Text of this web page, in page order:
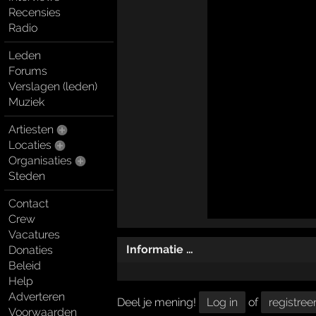
Recensies
Radio
Leden
Forums
Verslagen (leden)
Muziek
Artiesten
Locaties
Organisaties
Steden
Contact
Crew
Vacatures
Donaties
Beleid
Help
Adverteren
Voorwaarden
Informatie …
Deel je mening! Log in of registreer